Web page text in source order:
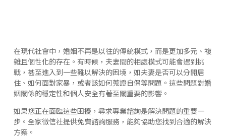
在現代社會中，婚姻不再是以往的傳統模式，而是更加多元、複
雜且個性化的存在。有時候，夫妻間的相處模式可能會遇到挑
戰，甚至進入到一些難以解決的困境，如夫妻是否可以分開居
住、如何面對家暴，或者該如何蒐證自保等問題。這些問題對婚
姻關係的穩定性和個人安全有著至關重要的影響。
如果您正在面臨這些困擾，尋求專業諮詢是解決問題的重要一
步。全家徵信社提供免費諮詢服務，能夠協助您找到合適的解決
方案。